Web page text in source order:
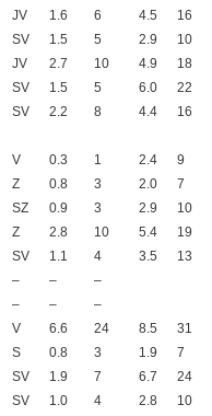
JV 1.6 6 4.5
16
SV 1.5 5 2.9
10
JV 2.7 10 4.9
18
SV 1.5 5 6.0
22
SV 2.2 8 4.4
16
V 0.3 1 2.4
9
Z 0.8 3 2.0
7
SZ 0.9 3 2.9
10
Z 2.8 10 5.4
19
SV 1.1 4 3.5
13
– –
–
– –
–
V 6.6 24 8.5
31
S 0.8 3 1.9
7
SV 1.9 7 6.7
24
SV 1.0 4 2.8
10